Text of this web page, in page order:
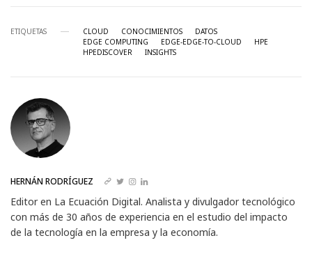
ETIQUETAS CLOUD CONOCIMIENTOS
DATOS
EDGE COMPUTING
EDGE-EDGE-TO-CLOUD
HPE
HPEDISCOVER
INSIGHTS
HERNÁN RODRÍGUEZ
Editor en La Ecuación Digital. Analista y divulgador tecnológico
con más de 30 años de experiencia en el estudio del impacto
de la tecnología en la empresa y la economía.